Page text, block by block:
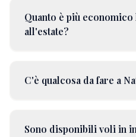
Quanto è più
all'estate?
C'è qualcosa da fare a
Sono disponibili voli in